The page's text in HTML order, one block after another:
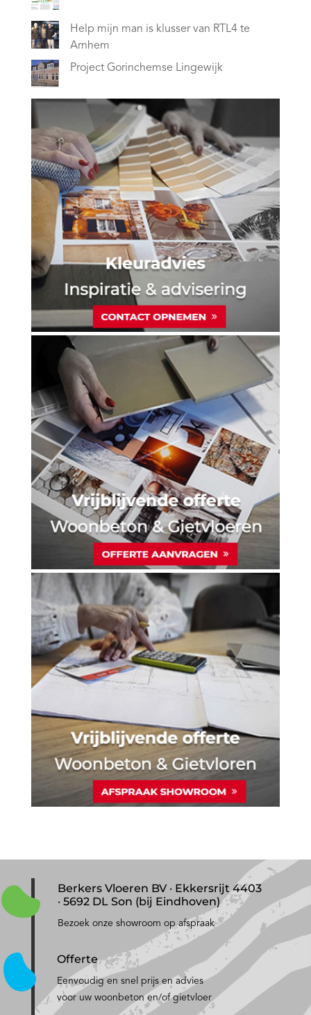
Help mijn man is klusser van RTL4 te
Arnhem
Project Gorinchemse Lingewijk
Berkers Vloeren BV · Ekkersrijt 4403
· 5692 DL Son (bij Eindhoven)
Bezoek onze showroom op afspraak
Offerte
Eenvoudig en snel prijs en advies
voor uw woonbeton en/of gietvloer